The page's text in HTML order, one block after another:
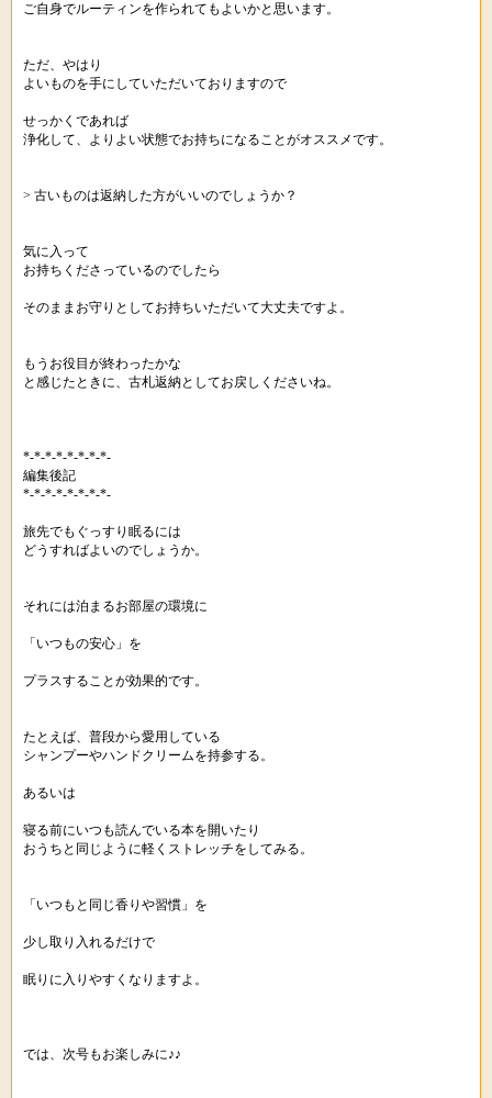
ご自身でルーティンを作られてもよいかと思います。
ただ、やはり
よいものを手にしていただいておりますので
せっかくであれば
浄化して、よりよい状態でお持ちになることがオススメです。
> 古いものは返納した方がいいのでしょうか？
気に入って
お持ちくださっているのでしたら
そのままお守りとしてお持ちいただいて大丈夫ですよ。
もうお役目が終わったかな
と感じたときに、古札返納としてお戻しくださいね。
*-*-*-*-*-*-*-*-
編集後記
*-*-*-*-*-*-*-*-
旅先でもぐっすり眠るには
どうすればよいのでしょうか。
それには泊まるお部屋の環境に
「いつもの安心」を
プラスすることが効果的です。
たとえば、普段から愛用している
シャンプーやハンドクリームを持参する。
あるいは
寝る前にいつも読んでいる本を開いたり
おうちと同じように軽くストレッチをしてみる。
「いつもと同じ香りや習慣」を
少し取り入れるだけで
眠りに入りやすくなりますよ。
では、次号もお楽しみに♪♪